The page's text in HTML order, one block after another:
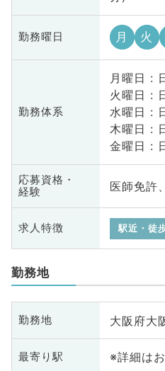
勤務曜日 月 火
勤務体系
月曜日 :
火曜日 :
水曜日 :
木曜日 :
金曜日 :
応募資格・
経験
医師免許
求人特徴 駅近・徒
勤務地
勤務地 大阪府大
最寄り駅 ※詳細は